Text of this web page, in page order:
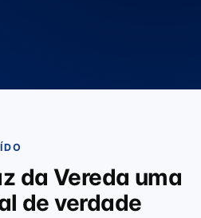
da Vereda uma
de verdade